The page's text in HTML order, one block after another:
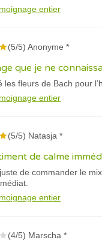
entier
(5/5) Anonyme *
que je ne
les fleurs de Bach pour
entier
(5/5) Natasja *
de calme
de commander le
entier
(4/5) Marscha *